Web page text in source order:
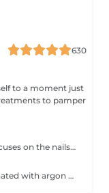
630
Manicure is an aesthetic treatment that focuses on the nails. Beautician will soak your fingers in a bowl of hot water at the start of the manicure process. The manicure allows to strengthen the nails, to rid them of the small dead skin which surrounds them and to display well-groomed hands. Limited to pushing back the cuticles, filing and polishing the nails and accompanying with a massage of the hands at the end of the manicure and possibly covering them with nail polish at the end
The collagen mask gloves are pre-impregnated with argon oil and a collagen-rich emulsion to penetrate and hydrate the skin.